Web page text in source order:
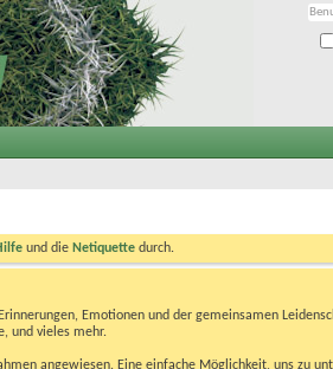
und die Netiquette durch.
Emotionen und der gemeinsamen
und vieles mehr.
angewiesen. Eine einfache Möglichkeit, uns zu